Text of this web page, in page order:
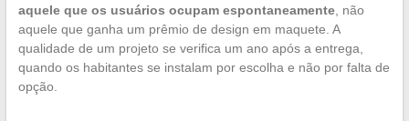
aquele que os usuários ocupam espontaneamente, não
aquele que ganha um prêmio de design em maquete. A
qualidade de um projeto se verifica um ano após a entrega,
quando os habitantes se instalam por escolha e não por falta de
opção.